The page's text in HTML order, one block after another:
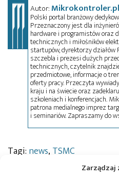
Zarządzaj
Autor:Mikrokontroler.pl
Polski portal branżowy
Przeznaczony jest dla
hardware i programistów oraz
technicznych i miłośników
startupów, dyrektorzy działów
szczebla i prezesi dużych
technicznych, czytelnik
przedmiotowe, informacje o
oferty pracy. Przeczyta
kraju i na świecie oraz
szkoleniach i konferencjach.
patrona medialnego imprez
i seminariów. Zapraszamy do
Tagi: news, TSMC